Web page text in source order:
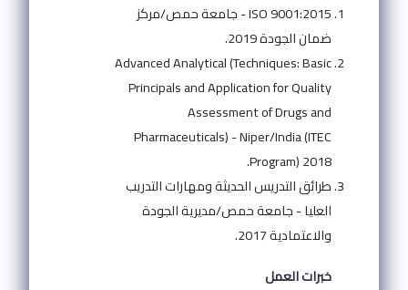
ISO 9001:2015 - جامعة حمص/مركز
ضمان الجودة 2019.
Advanced Analytical (Techniques: Basic
Principals and Application for Quality
Assessment of Drugs and
Pharmaceuticals) - Niper/India (ITEC
Program) 2018.
طرائق التدريس الحديثة ومهارات التدريب
العليا - جامعة حمص/مديرية الجودة
والاعتمادية 2017.
خبرات العمل